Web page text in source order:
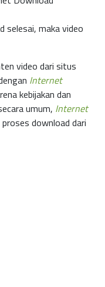
selesai, maka video
video dari situs
Internet
kebijakan dan
umum, Internet
download dari